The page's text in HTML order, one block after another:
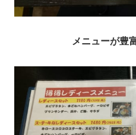
メニューが豊